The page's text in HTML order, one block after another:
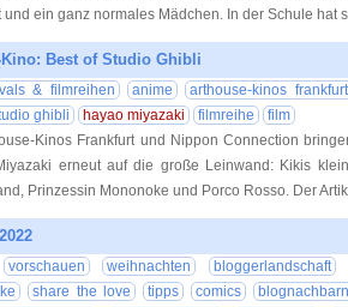
und ein ganz normales Mädchen. In der Schule hat
Best of Studio Ghibli
& filmreihen anime
arthouse-kinos frankfurt
ghibli hayao miyazaki filmreihe
film
Kinos Frankfurt und Nippon Connection
erneut auf die große Leinwand: Kikis
Prinzessin Mononoke und Porco Rosso. Der
vorschauen weihnachten
bloggerlandschaft
share the love tipps comics
blognachbarn